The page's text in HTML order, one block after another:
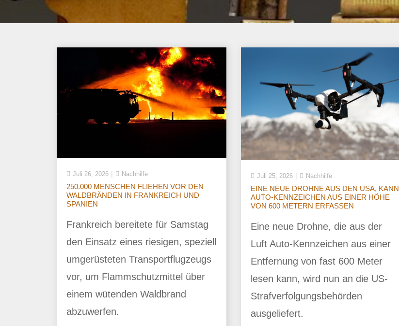
Juli 26, 2026 Nachhilfe
250.000 MENSCHEN FLIEHEN VOR DEN
WALDBRÄNDEN IN FRANKREICH UND
SPANIEN
Frankreich bereitete für Samstag
den Einsatz eines riesigen, speziell
umgerüsteten Transportflugzeugs
vor, um Flammschutzmittel über
einem wütenden Waldbrand
abzuwerfen.
Juli 25, 2026 Nachhilfe
EINE NEUE DROHNE AUS DEN USA, KANN
AUTO-KENNZEICHEN AUS EINER HÖHE
VON 600 METERN ERFASSEN
Eine neue Drohne, die aus der
Luft Auto-Kennzeichen aus einer
Entfernung von fast 600 Meter
lesen kann, wird nun an die US-
Strafverfolgungsbehörden
ausgeliefert.